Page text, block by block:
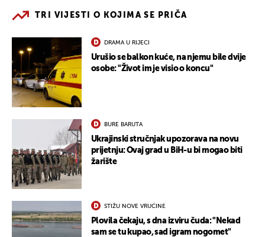
TRI VIJESTI O KOJIMA SE PRIČA
DRAMA U RIJECI
Urušio se balkon kuće, na njemu bile dvije
osobe: "Život im je visio o koncu"
BURE BARUTA
Ukrajinski stručnjak upozorava na novu
prijetnju: Ovaj grad u BiH-u bi mogao biti
žarište
STIŽU NOVE VRUĆINE
Plovila čekaju, s dna izviru čuda: "Nekad
sam se tu kupao, sad igram nogomet"